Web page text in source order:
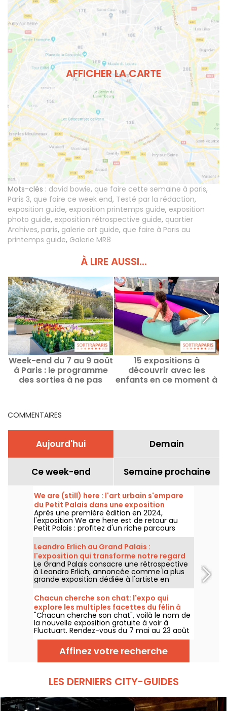
AFFICHER LA CARTE
Mots-clés : david bowie, que faire cette semaine à paris,
Paris 3, que faire ce week end, Testé par la rédaction,
exposition guide, exposition printemps guide, exposition
photo guide, exposition rétrospective guide, quartier
Archives, paris, galerie art guide, que faire à Paris au
printemps guide, Galerie MR8
À LIRE AUSSI...
Week-end du 7 au 9 août
à Paris : le programme
des sorties à ne pas
15 expositions à
découvrir avec les
enfants en ce moment à
COMMENTAIRES
Aujourd'hui Demain
Ce week-end Semaine prochaine
We are (still) here : l'art urbain s'empare
du Petit Palais dans une exposition
gratuite cet été
Après une première édition en 2024,
l'exposition We are here est de retour au
Petit Palais : profitez d'un riche parcours
d'art urbain en plein cœur du musée des
Beaux-Arts. L'exposition est visible
gratuitement du 20 juin au 20 septembre
2026.
Leandro Erlich au Grand Palais :
l'exposition qui transforme notre regard
sur le réel - nos photos
Le Grand Palais consacre une rétrospective
à Leandro Erlich, annoncée comme la plus
grande exposition dédiée à l'artiste en
Europe ! Rendez-vous du 2 juin au 6
septembre 2026 pour découvrir l'univers
singulier de Leandro Erlich, connu pour ses
installations qui brouillent nos repères et
notre perception dans l'espace public.
Chacun cherche son chat: l'expo qui
explore les multiples facettes du félin à
Fluctuart - nos photos
"Chacun cherche son chat", voilà le nom de
la nouvelle exposition gratuite à voir à
Fluctuart. Rendez-vous du 7 mai au 23 août
2026 pour admirer les œuvres d'une dizaine
d'artistes issus de l’art urbain. Pour
l'occasion, Madame, Kraken, Ardif ou encore
Wenna explorent les multiples facettes du
Affinez votre recherche
LES DERNIERS CITY-GUIDES